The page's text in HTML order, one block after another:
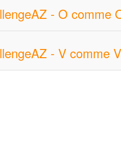
- O comme
- V comme